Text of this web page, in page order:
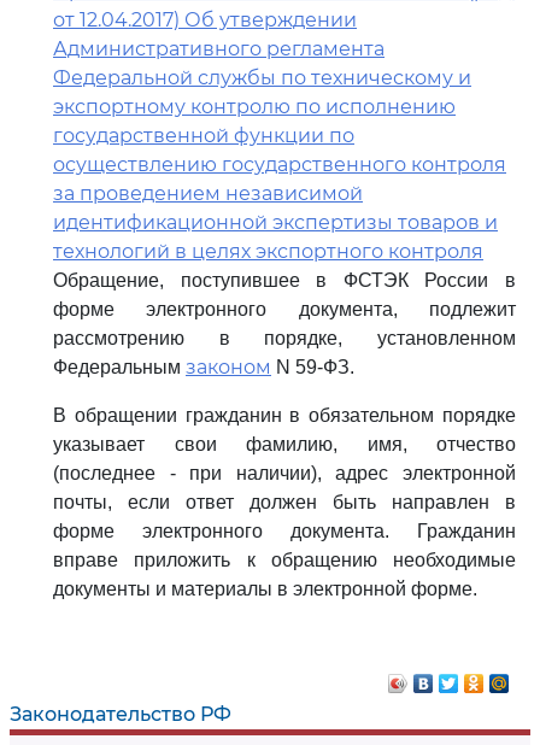
Законодательство РФ
от 12.04.2017) Об утверждении
Административного регламента
Федеральной службы по техническому и
экспортному контролю по исполнению
государственной функции по
осуществлению государственного контроля
за проведением независимой
идентификационной экспертизы товаров и
технологий в целях экспортного контроля
Обращение, поступившее в ФСТЭК России в
форме электронного документа, подлежит
рассмотрению в порядке, установленном
Федеральным законом N 59-ФЗ.
В обращении гражданин в обязательном порядке
указывает свои фамилию, имя, отчество
(последнее - при наличии), адрес электронной
почты, если ответ должен быть направлен в
форме электронного документа. Гражданин
вправе приложить к обращению необходимые
документы и материалы в электронной форме.